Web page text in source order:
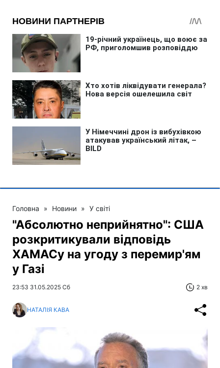
Головна » Новини » У світі
"Абсолютно неприйнятно": США
розкритикували відповідь
ХАМАСу на угоду з перемир'ям
у Газі
23:53 31.05.2025 Сб 2 хв
НАТАЛІЯ КАВА